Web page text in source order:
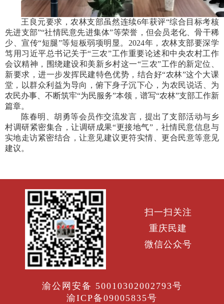
王良元要求，农林支部虽然连续6年获评“综合目标考核
先进支部”“社情民意先进集体”等荣誉，但会员老化、骨干稀
少、宣传“短腿”等短板弱项明显。2024年，农林支部要深学
笃用习近平总书记关于“三农”工作重要论述和中央农村工作
会议精神，围绕建设和美新乡村这一“三农”工作的新定位、
新要求，进一步发挥民建特色优势，结合好“农林”这个大课
堂，以群众利益为导向，俯下身子沉下心，为农民说话、为
农民办事、不断筑牢“为民服务”本领，谱写“农林”支部工作新
篇章。
陈春明、胡勇等会员作交流发言，提出了支部活动与乡
村调研紧密集合，让调研成果“更接地气”，社情民意信息与
实地走访紧密结合，让意见建议更符实情、更合民意等意见
建议。
扫一扫关注
重庆民建
微信公众号
渝公网安备 50010302002793号
渝ICP备09005835号